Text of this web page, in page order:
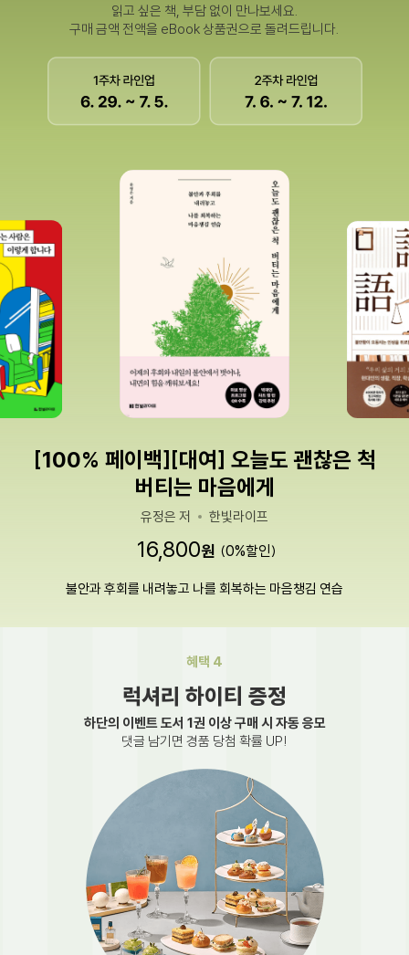
[100% 페이백][대여] 오늘도 괜찮은 척
버티는 마음에게
유정은 저 한빛라이프
16,800원 0%
불안과 후회를 내려놓고 나를 회복하는 마음챙김 연습
혜택 4
럭셔리 하이티 증정
하단의 이벤트 도서 1권 이상 구매 시 자동 응모
댓글 남기면 경품 당첨 확률 UP!
읽고 싶은 책, 부담 없이 만나보세요.
구매 금액 전액을 eBook 상품권으로 돌려드립니다.